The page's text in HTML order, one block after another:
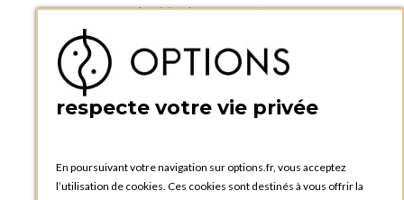
Accéder à mon compte
Créer un compte
PRATIQUE
Catalogues et bons de commande
Tutoriels
respecte votre vie privée
En poursuivant votre navigation sur options.fr, vous acceptez
l’utilisation de cookies. Ces cookies sont destinés à vous offrir la